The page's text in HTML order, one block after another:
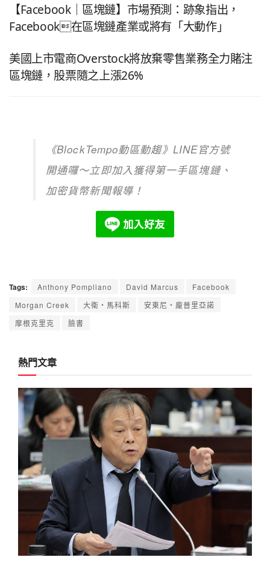
【Facebook｜區塊鏈】市場預測：跡象指出，
Facebook在區塊鏈產業或將有「大動作」
美國上市電商Overstock將放棄零售業務全力賭注
區塊鏈，股票隨之上漲26%
《BlockTempo動區動趨》LINE官方號
開通囉～立即加入獲得第一手區塊鏈、
加密貨幣新聞報導！
Tags: Anthony Pompliano David Marcus
Facebook
Morgan Creek
大衛・馬科斯
安東尼・龐普里亞諾
摩根克里克
臉書
熱門文章